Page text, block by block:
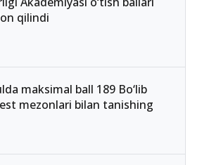
Akademiyasi o‘tish ballari
qilindi
maksimal ball 189 Bo‘lib
mezonlari bilan tanishing